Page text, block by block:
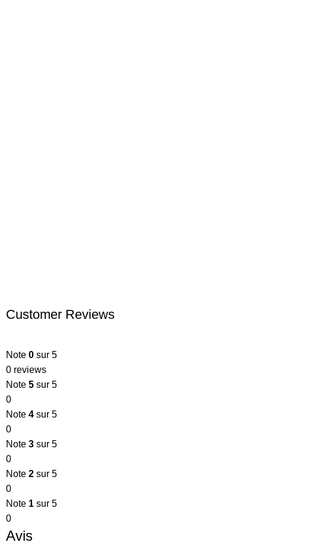
Customer Reviews
Note 0 sur 5
0 reviews
Note 5 sur 5
0
Note 4 sur 5
0
Note 3 sur 5
0
Note 2 sur 5
0
Note 1 sur 5
0
Avis